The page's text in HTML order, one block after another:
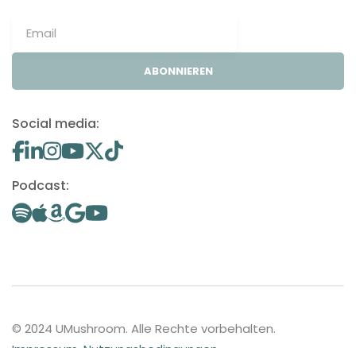
ABONNIEREN
Social media:
Podcast:
© 2024 UMushroom. Alle Rechte vorbehalten.